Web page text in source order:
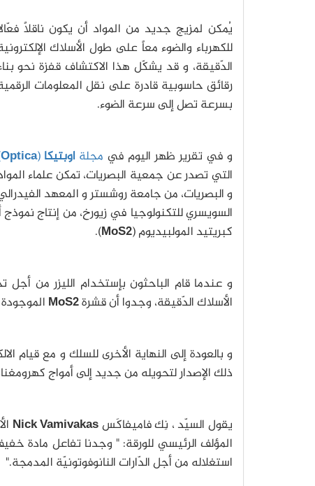
يُمكن لمزيج جديد من المواد أن يكون ناقلاً
للكهرباء والضوء معاً على طول الأسلاك
الدّقيقة، و قد يشكّل هذا الاكتشاف قفزة نحو
رقائق حاسوبية قادرة على نقل المعلومات
بسرعة تصل إلى سرعة الضوء.
و في تقرير ظهر اليوم في مجلة اوبتيكا (
Optica
التي تصدر عن جمعية البصريات، تمكن علماء
و البصريات، من جامعة روشستر و المعهد
السويسري للتكنولوجيا في زيورخ، من إنتاج
كبريتيد المولبيديوم (MoS2
).
و عندما قام الباحثون بإستخدام الليزر من
الأسلاك الدّقيقة، وجدوا أن قشرةMoS2
و بالعودة إلى النهاية الأخرى للسلك و مع قيام
ذلك الإصدار لتحويله من جديد إلى أمواج
يقول السيّد ، نِك فاميفاكَسNick Vamivakas
المؤلف الرئيسي للورقة: " وجدنا تفاعل مادة
استغلاله من أجل الدّارات النانوفوتونيّة المدمجة."